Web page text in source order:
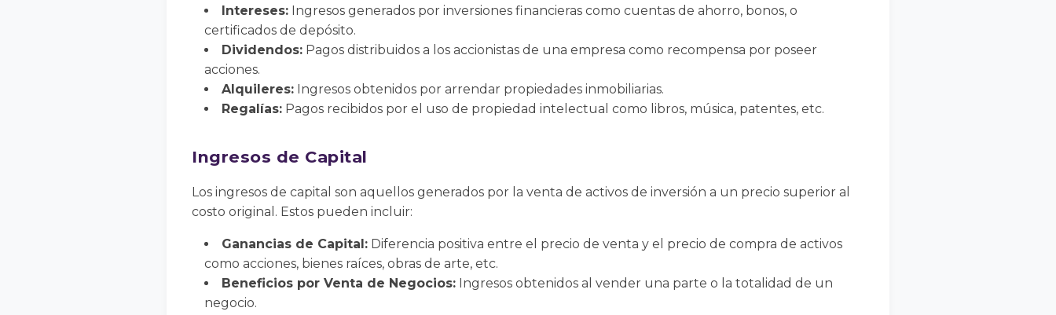
Intereses: Ingresos generados por inversiones financieras como cuentas de ahorro, bonos, o
certificados de depósito.
Dividendos: Pagos distribuidos a los accionistas de una empresa como recompensa por poseer
acciones.
Alquileres: Ingresos obtenidos por arrendar propiedades inmobiliarias.
Regalías: Pagos recibidos por el uso de propiedad intelectual como libros, música, patentes, etc.
Ingresos de Capital
Los ingresos de capital son aquellos generados por la venta de activos de inversión a un precio superior al
costo original. Estos pueden incluir:
Ganancias de Capital: Diferencia positiva entre el precio de venta y el precio de compra de activos
como acciones, bienes raíces, obras de arte, etc.
Beneficios por Venta de Negocios: Ingresos obtenidos al vender una parte o la totalidad de un
negocio.